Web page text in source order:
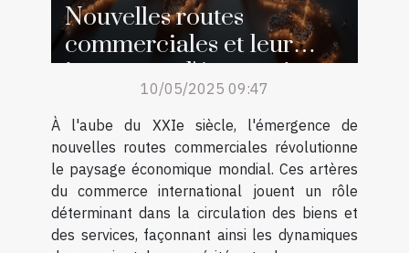
Nouvelles routes
commerciales et leur
impact sur l'économie
globale10/05/2025 09:47
À l'aube du XXIe siècle, l'émergence de
nouvelles routes commerciales révolutionne
le paysage économique mondial. Ces artères
du commerce international jouent un rôle
déterminant dans la circulation des biens et
des services, façonnant ainsi les dynamiques